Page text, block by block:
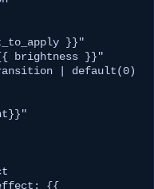
}}"
brightness }}"
| default(0)
{{